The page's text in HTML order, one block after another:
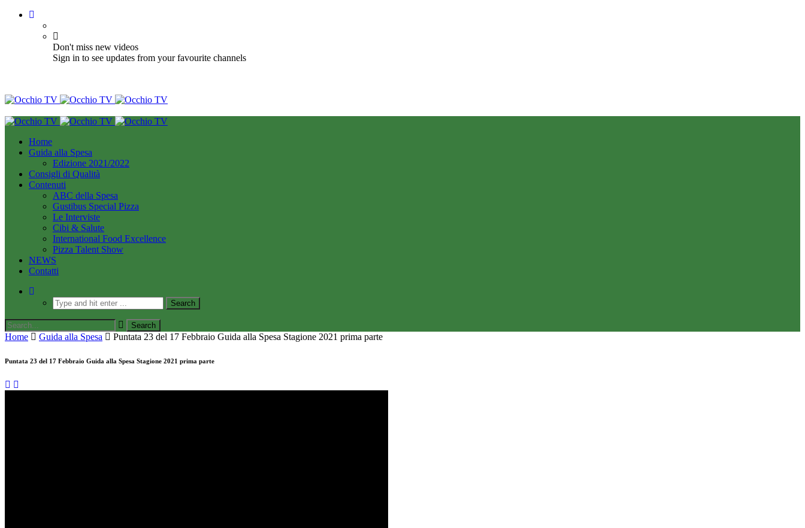
Don't miss new videos
Sign in to see updates from your favourite channels
Home
Guida alla Spesa
Edizione 2021/2022
Consigli di Qualità
Contenuti
ABC della Spesa
Gustibus Special Pizza
Le Interviste
Cibi & Salute
International Food Excellence
Pizza Talent Show
NEWS
Contatti
Home Guida alla Spesa Puntata 23 del 17 Febbraio Guida alla Spesa Stagione 2021 prima parte
Puntata 23 del 17 Febbraio Guida alla Spesa Stagione 2021 prima parte